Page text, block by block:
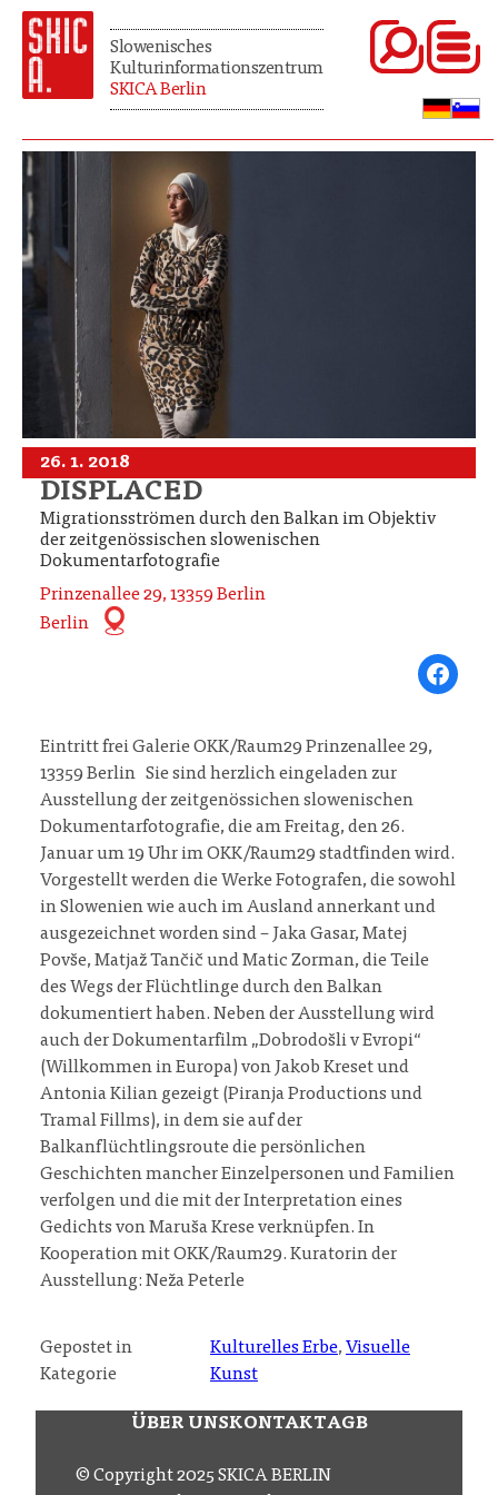
Slowenisches
Kulturinformationszentrum
SKICA Berlin
26. 1. 2018
DISPLACED
Migrationsströmen durch den Balkan im Objektiv
der zeitgenössischen slowenischen
Dokumentarfotografie
Prinzenallee 29, 13359 Berlin
Berlin
Share on
Eintritt frei Galerie OKK/Raum29 Prinzenallee 29,
13359 Berlin Sie sind herzlich eingeladen zur
Ausstellung der zeitgenössichen slowenischen
Dokumentarfotografie, die am Freitag, den 26.
Januar um 19 Uhr im OKK/Raum29 stadtfinden wird.
Vorgestellt werden die Werke Fotografen, die sowohl
in Slowenien wie auch im Ausland annerkant und
ausgezeichnet worden sind – Jaka Gasar, Matej
Povše, Matjaž Tančič und Matic Zorman, die Teile
des Wegs der Flüchtlinge durch den Balkan
dokumentiert haben. Neben der Ausstellung wird
auch der Dokumentarfilm „Dobrodošli v Evropi“
(Willkommen in Europa) von Jakob Kreset und
Antonia Kilian gezeigt (Piranja Productions und
Tramal Fillms), in dem sie auf der
Balkanflüchtlingsroute die persönlichen
Geschichten mancher Einzelpersonen und Familien
verfolgen und die mit der Interpretation eines
Gedichts von Maruša Krese verknüpfen. In
Kooperation mit OKK/Raum29. Kuratorin der
Ausstellung: Neža Peterle
Gepostet in
Kategorie
Kulturelles Erbe, Visuelle
Kunst
ÜBER UNSKONTAKTAGB
© Copyright 2025 SKICA BERLIN